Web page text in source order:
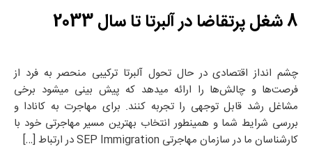
8 شغل پرتقاضا در آلبرتا تا سال 2033
چشم انداز اقتصادی در حال تحول آلبرتا ترکیبی منحصر به فرد از
فرصت‌ها و چالش‌ها را ارائه میدهد که پیش بینی میشود برخی
مشاغل رشد قابل توجهی را تجربه کنند. برای مهاجرت به کانادا و
بررسی شرایط شما و همینطور انتخاب بهترین مسیر مهاجرتی خود با
کارشناسان ما در سازمان مهاجرتی SEP Immigration در ارتباط […]